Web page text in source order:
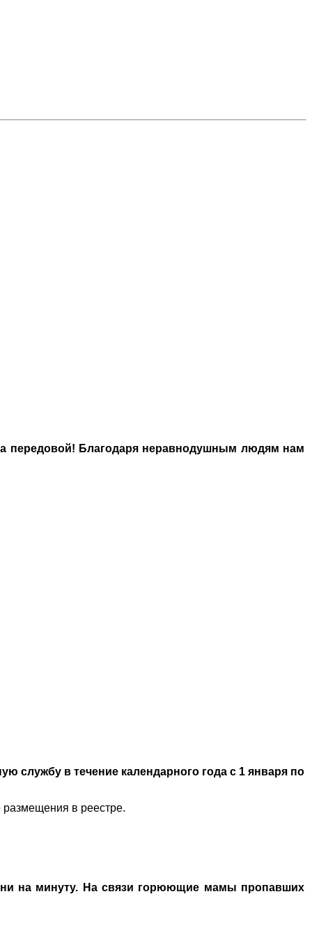
передовой! Благодаря неравнодушным людям нам
службу в течение календарного года с 1 января по
размещения в реестре.
ни на минуту. На связи горюющие мамы пропавших